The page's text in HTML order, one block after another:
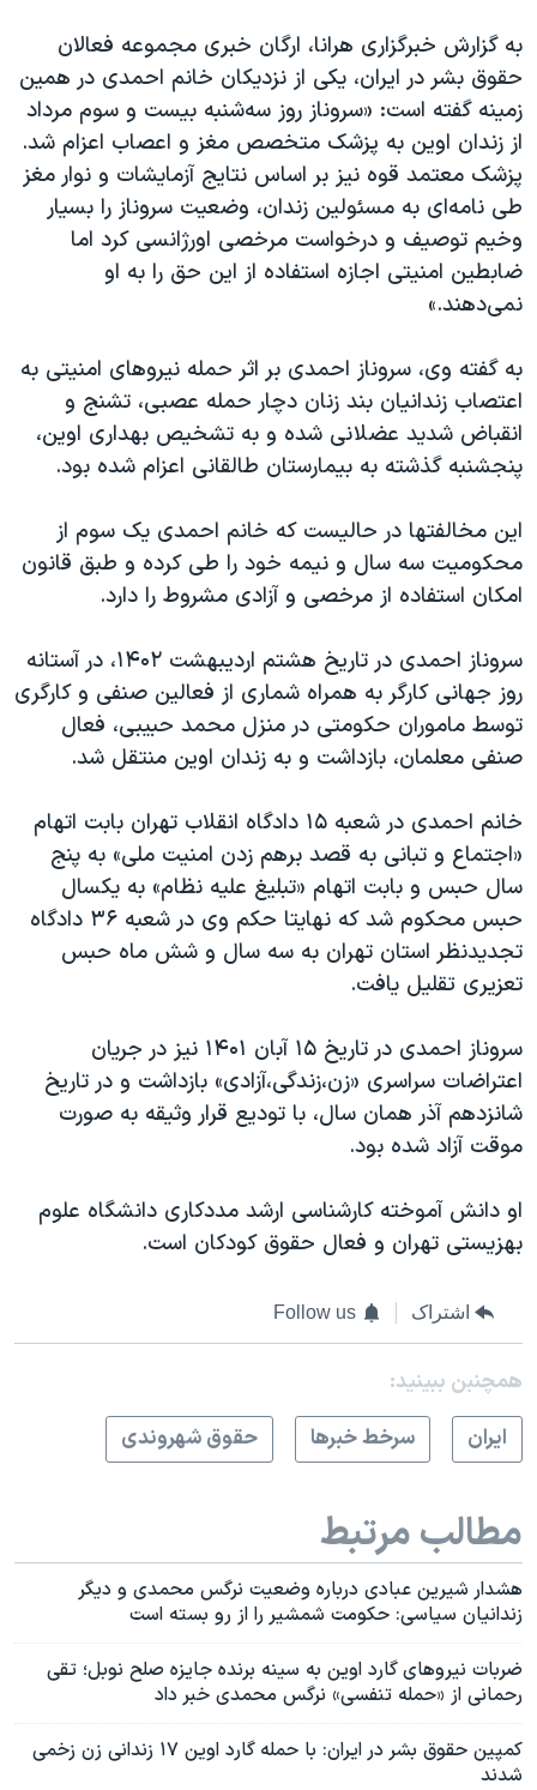
نرگس محمدی برنده جایزه نوبل صلح
همایش محافظه‌کاران آمریکا «سی‌پک»
صفحه‌های ویژه
سفر پرزیدنت ترامپ به چین
به گزارش خبرگزاری هرانا، ارگان خبری مجموعه فعالان
حقوق بشر در ایران، یکی از نزدیکان خانم احمدی در همین
زمینه گفته است: «سروناز روز سه‌شنبه بیست و سوم مرداد
از زندان اوین به پزشک متخصص مغز و اعصاب اعزام شد.
پزشک معتمد قوه نیز بر اساس نتایج آزمایشات و نوار مغز
طی نامه‌ای به مسئولین زندان، وضعیت سروناز را بسیار
وخیم توصیف و درخواست مرخصی اورژانسی کرد اما
ضابطین امنیتی اجازه استفاده از این حق را به او
نمی‌دهند.»
به گفته وی، سروناز احمدی بر اثر حمله نیروهای امنیتی به
اعتصاب زندانیان بند زنان دچار حمله عصبی، تشنج و
انقباض شدید عضلانی شده و به تشخیص بهداری اوین،
پنجشنبه گذشته به بیمارستان طالقانی اعزام شده بود.
این مخالفتها در حالیست که خانم احمدی یک سوم از
محکومیت سه سال و نیمه خود را طی کرده و طبق قانون
امکان استفاده از مرخصی و آزادی مشروط را دارد.
سروناز احمدی در تاریخ هشتم اردیبهشت ۱۴۰۲، در آستانه
روز جهانی کارگر به همراه شماری از فعالین صنفی و کارگری
توسط ماموران حکومتی در منزل محمد حبیبی، فعال
صنفی معلمان، بازداشت و به زندان اوین منتقل شد.
خانم احمدی در شعبه ۱۵ دادگاه انقلاب تهران بابت اتهام
«اجتماع و تبانی به قصد برهم زدن امنیت ملی» به پنج
سال حبس و بابت اتهام «تبلیغ علیه نظام» به یکسال
حبس محکوم شد که نهایتا حکم وی در شعبه ۳۶ دادگاه
تجدیدنظر استان تهران به سه سال و شش ماه حبس
تعزیری تقلیل یافت.
سروناز احمدی در تاریخ ۱۵ آبان ۱۴۰۱ نیز در جریان
اعتراضات سراسری «زن،زندگی،آزادی» بازداشت و در تاریخ
شانزدهم آذر همان سال، با تودیع قرار وثیقه به صورت
موقت آزاد شده بود.
او دانش‌ آموخته کارشناسی ارشد مددکاری دانشگاه علوم
بهزیستی تهران و فعال حقوق کودکان است.
اشتراک Follow us
همچنبن ببینید:
ايران
سرخط خبرها حقوق شهروندی
مطالب مرتبط
هشدار شیرین عبادی درباره وضعیت نرگس محمدی و دیگر
زندانیان سیاسی: حکومت شمشیر را از رو بسته است
ضربات نیروهای گارد اوین به سینه برنده جایزه صلح نوبل؛ تقی
رحمانی از «حمله تنفسی» نرگس محمدی خبر داد
کمپین حقوق بشر در ایران:‌ با حمله گارد اوین ۱۷ زندانی زن زخمی
شدند